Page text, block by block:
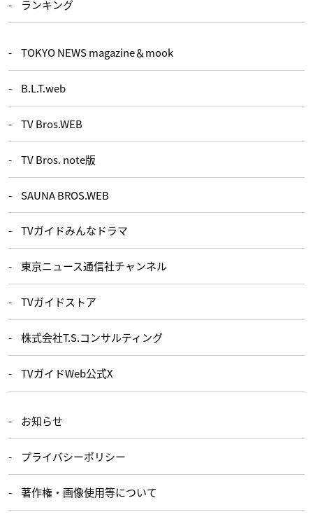
ランキング
TOKYO NEWS magazine＆mook
B.L.T.web
TV Bros.WEB
TV Bros. note版
SAUNA BROS.WEB
TVガイドみんなドラマ
東京ニュース通信社チャンネル
TVガイドストア
株式会社T.S.コンサルティング
TVガイドWeb公式X
お知らせ
プライバシーポリシー
著作権・画像使用等について